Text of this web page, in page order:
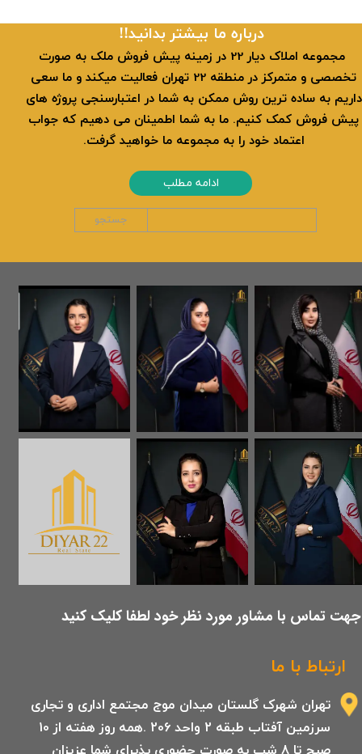
ارتباط با ما
تهران شهرک گلستان میدان موج مجتمع اداری و تجاری
سرزمین آفتاب طبقه 2 واحد 206 .همه روز هفته از 10
​جهت تماس با مشاور مورد نظر خود لطفا کلیک کنید
​​درباره ما بیشتر بدانید!!
​ مجموعه املاک دیار 22 در زمینه پیش فروش ملک به صورت
تخصصی و متمرکز در منطقه 22 تهران فعالیت میکند و ما سعی
داریم به ساده ترین روش ممکن به شما در اعتبارسنجی پروژه های
پیش فروش کمک کنیم. ما به شما اطمینان می دهیم که جواب
اعتماد خود را به مجموعه ما خواهید گرفت.
ادامه مطلب
جستجو